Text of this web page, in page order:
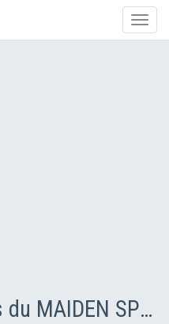
Résultats/Rapports du MAIDEN SPECIAL WEIGHT